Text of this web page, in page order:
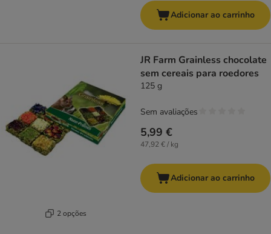
Adicionar ao carrinho
2 opções
JR Farm Grainless chocolate
sem cereais para roedores
125 g
5,99 €
47,92 € / kg
Sem avaliações
Adicionar ao carrinho